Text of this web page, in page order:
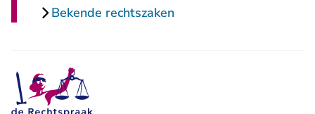
Bekende rechtszaken